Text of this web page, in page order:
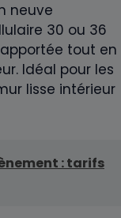
neuve
30 ou 36
tout en
Idéal pour les
lisse intérieur
: tarifs